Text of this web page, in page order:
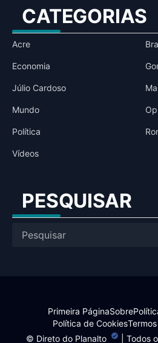
CATEGORIAS
Acre
Economia
Júlio Cardoso
Mundo
Política
Vídeos
PESQUISAR
© Direto do Planalto | Todos
Primeira PáginaSobre
Política de Cookies